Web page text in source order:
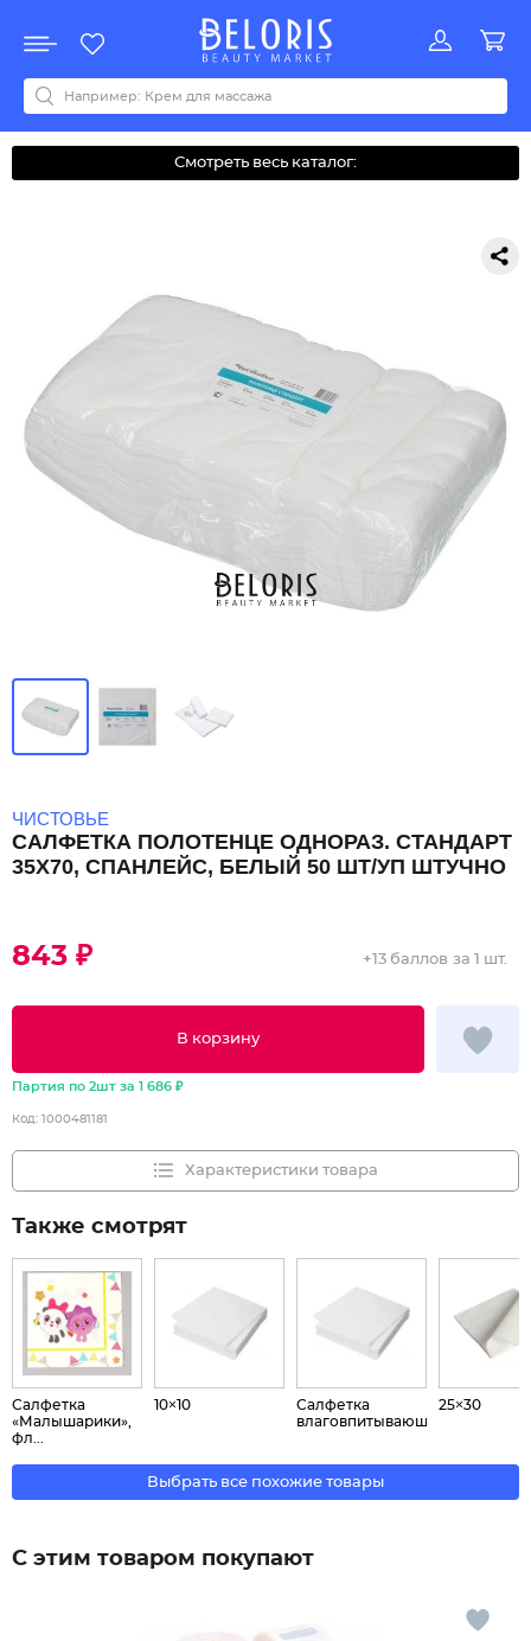
Акции
Все бренды
0-9ABCDEFGHIJKLMNOPQRSTUVWYZАБВДЗИМОКЛНПРСТУФ
Смотреть весь каталог:
ЧИСТОВЬЕ
САЛФЕТКА ПОЛОТЕНЦЕ ОДНОРАЗ. СТАНДАРТ
35X70, СПАНЛЕЙС, БЕЛЫЙ 50 ШТ/УП ШТУЧНО
843 ₽
В корзину
+13 баллов за 1 шт.
Партия по 2шт за 1 686 ₽
Код: 1000481181
Характеристики товара
Также смотрят
Салфетка
«Малышарики»,
фл...
10×10
Салфетка
влаговпитывающая...
25×30
Выбрать все похожие товары
С этим товаром покупают